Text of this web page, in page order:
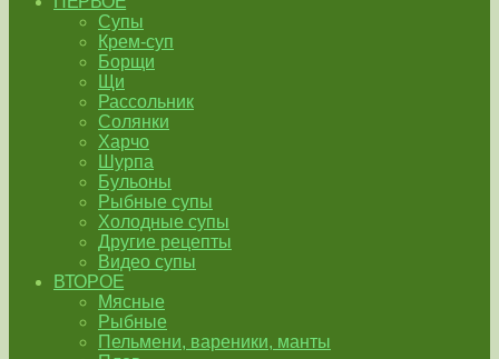
Супы
Крем-суп
Борщи
Щи
Рассольник
Солянки
Харчо
Шурпа
Бульоны
Рыбные супы
Холодные супы
Другие рецепты
Видео супы
ВТОРОЕ
Мясные
Рыбные
Пельмени, вареники, манты